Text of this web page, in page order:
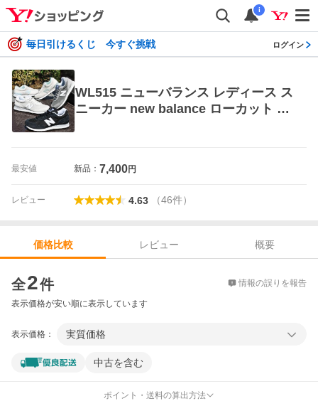
i
毎日引けるくじ 今すぐ挑戦 ログイン
WL515 ニューバランス レディース ス
ニーカー new balance ローカット カ
最安値 新品： 7,400円
レビュー 4.63 （46件）
価格比較 レビュー
概要
全2件 情報の誤りを報告
表示価格が安い順に表示しています
表示価格： 実質価格
中古を含む
ポイント・送料の算出方法